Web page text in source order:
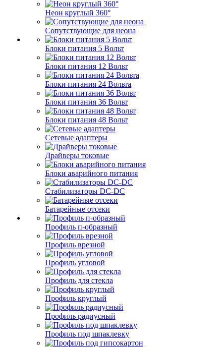
Неон круглый 360°
Сопутствующие для неона
Блоки питания 5 Вольт
Блоки питания 12 Вольт
Блоки питания 24 Вольта
Блоки питания 36 Вольт
Блоки питания 48 Вольт
Сетевые адаптеры
Драйверы токовые
Блоки аварийного питания
Стабилизаторы DC-DC
Батарейные отсеки
Профиль п-образный
Профиль врезной
Профиль угловой
Профиль для стекла
Профиль круглый
Профиль радиусный
Профиль под шпаклевку